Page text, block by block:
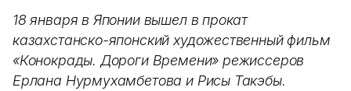
18 января в Японии вышел в прокат
казахстанско-японский художественный фильм
«Конокрады. Дороги Времени» режиссеров
Ерлана Нурмухамбетова и Рисы Такэбы.